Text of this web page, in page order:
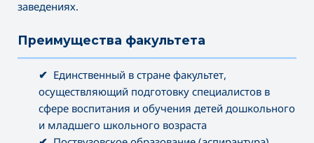
заведениях.
Преимущества факультета
✔ Единственный в стране факультет,
осуществляющий подготовку специалистов в
сфере воспитания и обучения детей дошкольного
и младшего школьного возраста